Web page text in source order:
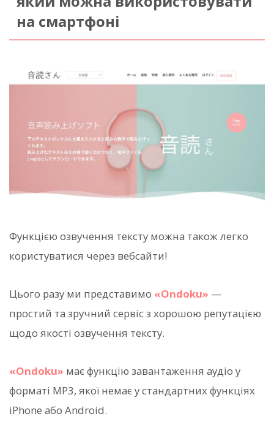
на смартфоні
Функцією озвучення тексту можна також легко
користуватися через вебсайти!
Цього разу ми представимо «Ondoku» —
простий та зручний сервіс з хорошою репутацією
щодо якості озвучення тексту.
«Ondoku» має функцію завантаження аудіо у
форматі MP3, якої немає у стандартних функціях
iPhone або Android.